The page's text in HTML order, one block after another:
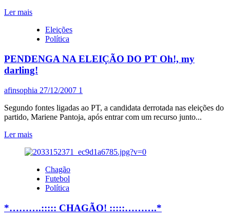
Ler maisLeia
sobre
MONTE
NA
TRAJETÓRIA
DO
PROJETO
POSSEIDON
Eleições
Política
PENDENGA NA ELEIÇÃO DO PT Oh!, my
darling!
afinsophia 27/12/2007 1
Segundo fontes ligadas ao PT, a candidata derrotada nas eleições do
partido, Mariene Pantoja, após entrar com um recurso junto...
Ler maisLeia
sobre
NA
ELEIÇÃO
DO
Oh!,
Chagão
Futebol
Política
*……….::::: CHAGÃO! :::::……….*